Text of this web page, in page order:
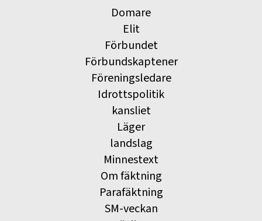
Domare
Elit
Förbundet
Förbundskaptener
Föreningsledare
Idrottspolitik
kansliet
Läger
landslag
Minnestext
Om fäktning
Parafäktning
SM-veckan